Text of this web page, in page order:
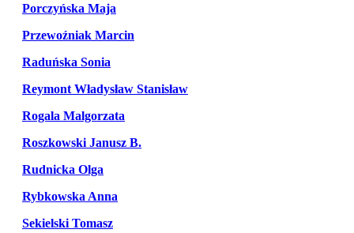
Porczyńska Maja
Przewoźniak Marcin
Raduńska Sonia
Reymont Władysław Stanisław
Rogala Malgorzata
Roszkowski Janusz B.
Rudnicka Olga
Rybkowska Anna
Sekielski Tomasz